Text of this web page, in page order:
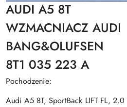
AUDI A5 8T
WZMACNIACZ AUDI
BANG&OLUFSEN
8T1 035 223 A
Pochodzenie:
Audi A5 8T, SportBack LIFT FL,